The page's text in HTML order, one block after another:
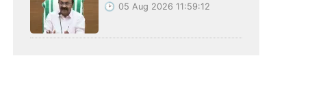
05 Aug 2026 11:59:12